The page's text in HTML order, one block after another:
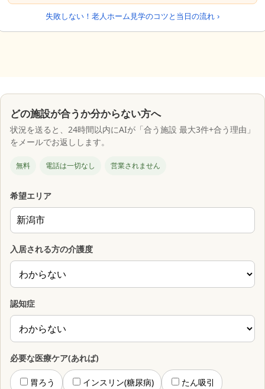
失敗しない！老人ホーム見学のコツと当日の流れ ›
どの施設が合うか分からない方へ
状況を送ると、24時間以内にAIが「合う施設 最大3件+合う理由」
をメールでお返しします。
無料 電話は一切なし 営業されません
希望エリア
入居される方の介護度
認知症
必要な医療ケア(あれば)
胃ろう インスリン(糖尿病) たん吸引